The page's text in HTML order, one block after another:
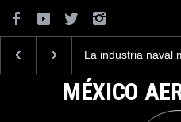
La industria naval
la Armada de
MÉXICO